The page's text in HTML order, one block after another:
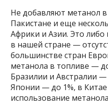
Не добавляют метанол
Пакистане и еще
Африки и Азии. Это либо
в нашей стране —
большинстве стран
метанола в топливе —
Бразилии и Австралии
Японии — до 1%, в
использование